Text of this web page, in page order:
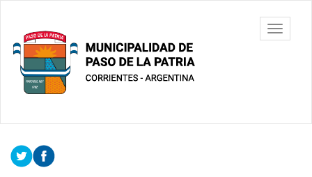
contenido
principal
Municipalidad
de Paso De
La Patria
barra
Contenido